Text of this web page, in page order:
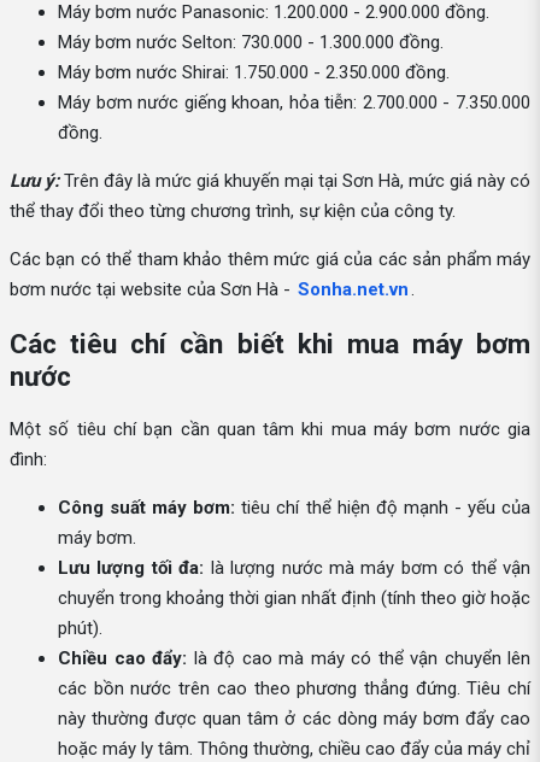
Máy bơm nước Panasonic: 1.200.000 - 2.900.000 đồng.
Máy bơm nước Selton: 730.000 - 1.300.000 đồng.
Máy bơm nước Shirai: 1.750.000 - 2.350.000 đồng.
Máy bơm nước giếng khoan, hỏa tiễn: 2.700.000 - 7.350.000
đồng.
Lưu ý:Trên đây là mức giá khuyến mại tại Sơn Hà, mức giá này có
thể thay đổi theo từng chương trình, sự kiện của công ty.
Các bạn có thể tham khảo thêm mức giá của các sản phẩm máy
bơm nước tại website của Sơn Hà - Sonha.net.vn.
Các tiêu chí cần biết khi mua máy bơm
nước
Một số tiêu chí bạn cần quan tâm khi mua máy bơm nước gia
đình:
Công suất máy bơm: tiêu chí thể hiện độ mạnh - yếu của
máy bơm.
Lưu lượng tối đa: là lượng nước mà máy bơm có thể vận
chuyển trong khoảng thời gian nhất định (tính theo giờ hoặc
phút).
Chiều cao đẩy: là độ cao mà máy có thể vận chuyển lên
các bồn nước trên cao theo phương thẳng đứng. Tiêu chí
này thường được quan tâm ở các dòng máy bơm đẩy cao
hoặc máy ly tâm. Thông thường, chiều cao đẩy của máy chỉ